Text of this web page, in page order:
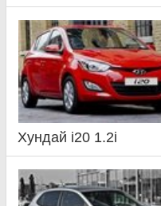
Хундай i20 1.2i